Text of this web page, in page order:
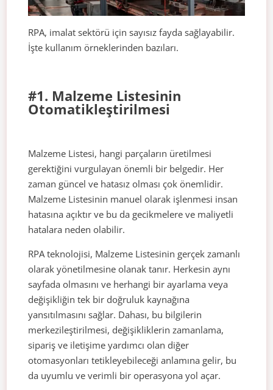
RPA, imalat sektörü için sayısız fayda sağlayabilir.
İşte kullanım örneklerinden bazıları.
#1. Malzeme Listesinin
Otomatikleştirilmesi
Malzeme Listesi, hangi parçaların üretilmesi
gerektiğini vurgulayan önemli bir belgedir. Her
zaman güncel ve hatasız olması çok önemlidir.
Malzeme Listesinin manuel olarak işlenmesi insan
hatasına açıktır ve bu da gecikmelere ve maliyetli
hatalara neden olabilir.
RPA teknolojisi, Malzeme Listesinin gerçek zamanlı
olarak yönetilmesine olanak tanır. Herkesin aynı
sayfada olmasını ve herhangi bir ayarlama veya
değişikliğin tek bir doğruluk kaynağına
yansıtılmasını sağlar. Dahası, bu bilgilerin
merkezileştirilmesi, değişikliklerin zamanlama,
sipariş ve iletişime yardımcı olan diğer
otomasyonları tetikleyebileceği anlamına gelir, bu
da uyumlu ve verimli bir operasyona yol açar.